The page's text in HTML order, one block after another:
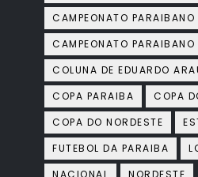
CAMPEONATO PARAIBANO
CAMPEONATO
COLUNA DE EDUARDO
COPA PARAIBA
COPA
COPA DO NORDESTE
FUTEBOL DA PARAIBA